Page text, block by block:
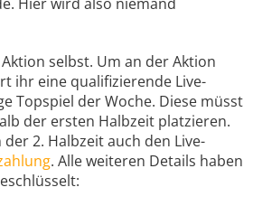
selbst. Um an der Aktion
ihr eine qualifizierende Live-
Topspiel der Woche. Diese müsst
der ersten Halbzeit platzieren.
2. Halbzeit auch den Live-
. Alle weiteren Details haben